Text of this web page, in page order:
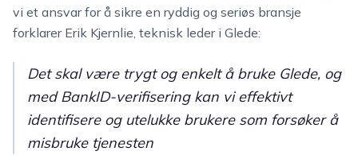
vi et ansvar for å sikre en ryddig og seriøs bransje
forklarer Erik Kjernlie, teknisk leder i Glede:
Det skal være trygt og enkelt å bruke Glede, og
med BankID-verifisering kan vi effektivt
identifisere og utelukke brukere som forsøker å
misbruke tjenesten